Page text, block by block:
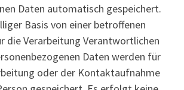
Daten automatisch gespeichert.
Basis von einer betroffenen
die Verarbeitung Verantwortlichen
Daten werden für
oder der Kontaktaufnahme